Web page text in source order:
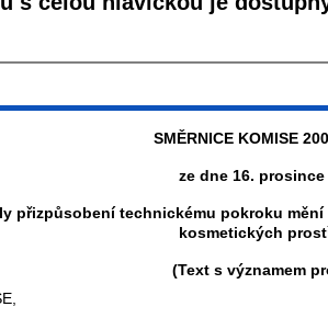
SMĚRNICE KOMISE
ze dne 16. prosince
přizpůsobení technickému pokroku mění
kosmetických
(Text s významem